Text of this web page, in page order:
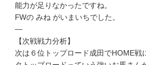
能力が足りなかったですね。
FWの みね がいまいちでした。
—
【次戦戦力分析】
次は６位トップロード成田でHOME戦